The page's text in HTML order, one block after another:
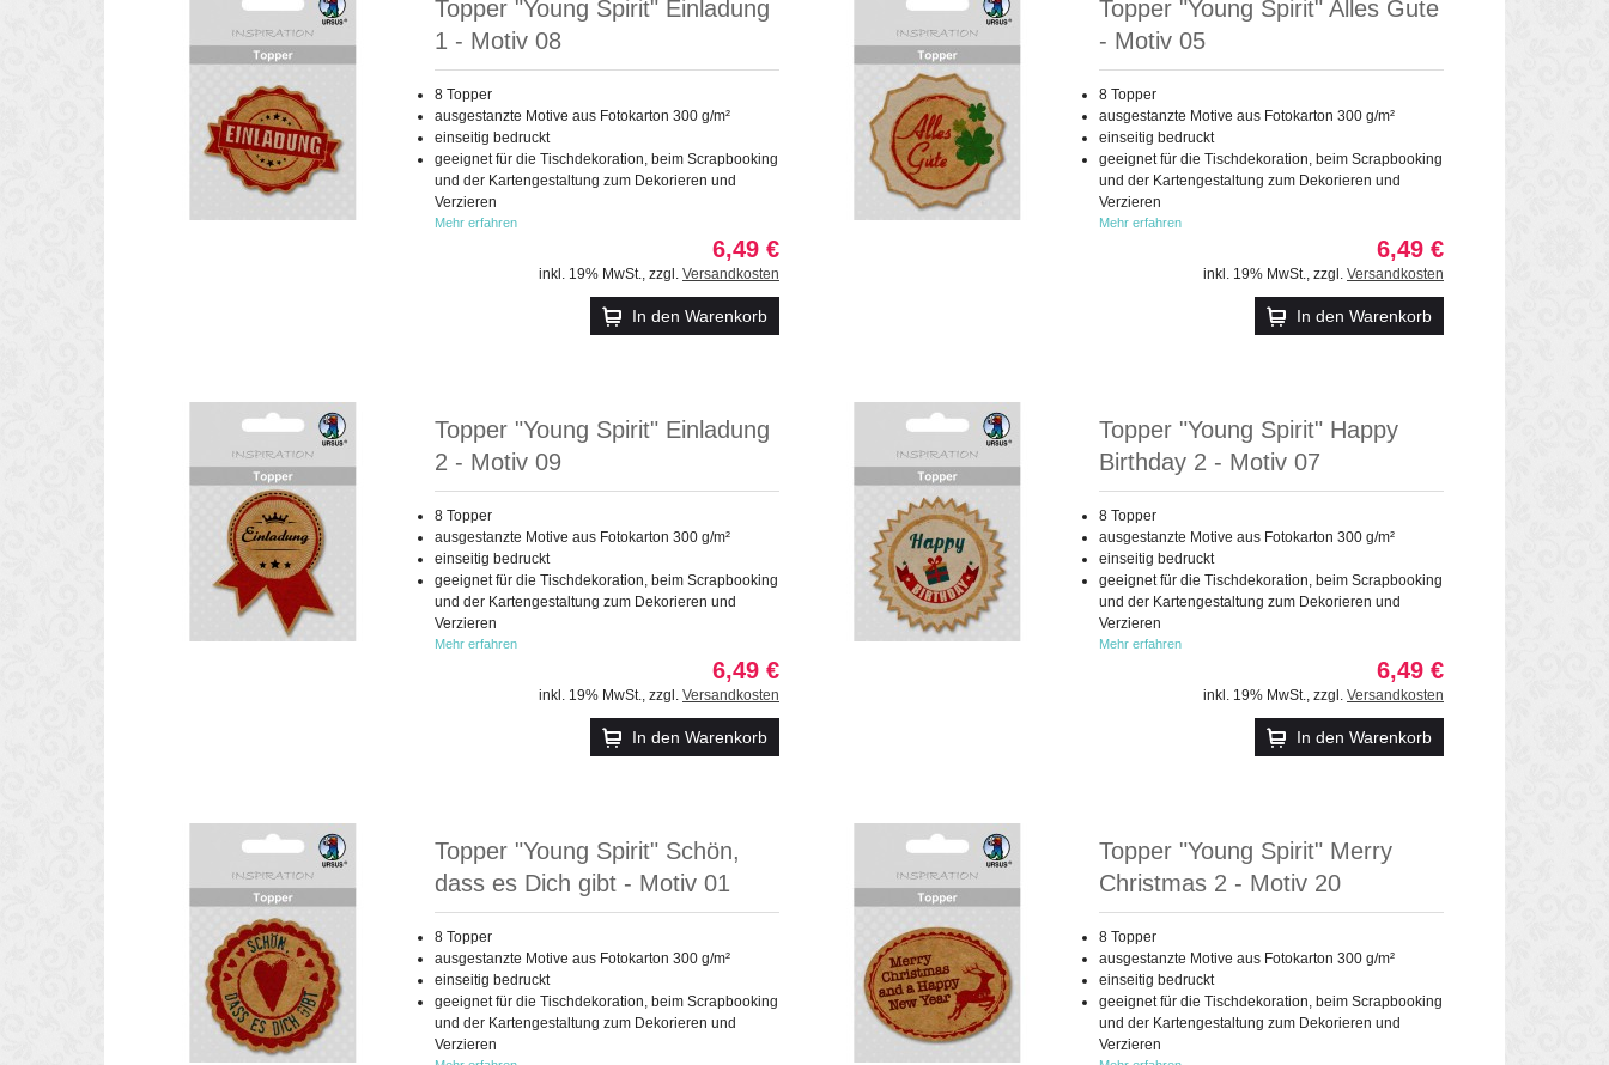
Topper "Young Spirit" Einladung
1 - Motiv 08
8 Topper
ausgestanzte Motive aus Fotokarton 300 g/m²
einseitig bedruckt
geeignet für die Tischdekoration, beim Scrapbooking
und der Kartengestaltung zum Dekorieren und
Verzieren
Mehr erfahren
6,49 €
inkl. 19% MwSt., zzgl. Versandkosten
In den Warenkorb
Topper "Young Spirit" Alles Gute
- Motiv 05
8 Topper
ausgestanzte Motive aus Fotokarton 300 g/m²
einseitig bedruckt
geeignet für die Tischdekoration, beim Scrapbooking
und der Kartengestaltung zum Dekorieren und
Verzieren
Mehr erfahren
6,49 €
inkl. 19% MwSt., zzgl. Versandkosten
In den Warenkorb
Topper "Young Spirit" Einladung
2 - Motiv 09
8 Topper
ausgestanzte Motive aus Fotokarton 300 g/m²
einseitig bedruckt
geeignet für die Tischdekoration, beim Scrapbooking
und der Kartengestaltung zum Dekorieren und
Verzieren
Mehr erfahren
6,49 €
inkl. 19% MwSt., zzgl. Versandkosten
In den Warenkorb
Topper "Young Spirit" Happy
Birthday 2 - Motiv 07
8 Topper
ausgestanzte Motive aus Fotokarton 300 g/m²
einseitig bedruckt
geeignet für die Tischdekoration, beim Scrapbooking
und der Kartengestaltung zum Dekorieren und
Verzieren
Mehr erfahren
6,49 €
inkl. 19% MwSt., zzgl. Versandkosten
In den Warenkorb
Topper "Young Spirit" Schön,
dass es Dich gibt - Motiv 01
8 Topper
ausgestanzte Motive aus Fotokarton 300 g/m²
einseitig bedruckt
geeignet für die Tischdekoration, beim Scrapbooking
und der Kartengestaltung zum Dekorieren und
Verzieren
Topper "Young Spirit" Merry
Christmas 2 - Motiv 20
8 Topper
ausgestanzte Motive aus Fotokarton 300 g/m²
einseitig bedruckt
geeignet für die Tischdekoration, beim Scrapbooking
und der Kartengestaltung zum Dekorieren und
Verzieren